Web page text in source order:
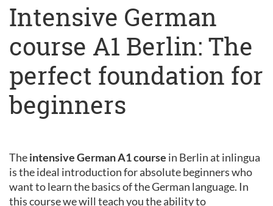
Intensive German
course A1 Berlin: The
perfect foundation for
beginners
Theintensive German A1 course in Berlin at inlingua
is the ideal introduction for absolute beginners who
want to learn the basics of the German language. In
this course we will teach you the ability to